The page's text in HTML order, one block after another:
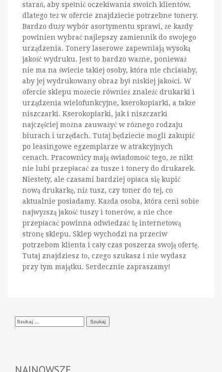
starań, aby spełnić oczekiwania swoich klientów,
dlatego też w ofercie znajdziecie potrzebne tonery.
Bardzo duży wybór asortymentu sprawi, że każdy
powinien wybrać najlepszy zamiennik do swojego
urządzenia. Tonery laserowe zapewniają wysoką
jakość wydruku. Jest to bardzo ważne, ponieważ
nie ma na świecie takiej osoby, która nie chciałaby,
aby jej wydrukowany obraz był niskiej jakości. W
ofercie sklepu możecie również znaleźć drukarki i
urządzenia wielofunkcyjne, kserokopiarki, a także
niszczarki. Kserokopiarki, jak i niszczarki
najczęściej można zauważyć w różnego rodzaju
biurach i urzędach. Tutaj będziecie mogli zakupić
po leasingowe egzemplarze w atrakcyjnych
cenach. Pracownicy mają świadomość tego, że nikt
nie lubi przepłacać za tusze i tonery do drukarek.
Niestety, ale czasami bardziej opłaca się kupić
nową drukarkę, niż tusz, czy toner do tej, co
aktualnie posiadamy. Każda osoba, która ceni sobie
najwyższą jakość tuszy i tonerów, a nie chce
przepłacać powinna odwiedzać tę internetową
stronę sklepu. Sklep wychodzi na przeciw
potrzebom klienta i cały czas poszerza swoją ofertę.
Tutaj znajdziesz to, czego szukasz i nie wydasz
przy tym majątku. Serdecznie zapraszamy!
Szukaj: